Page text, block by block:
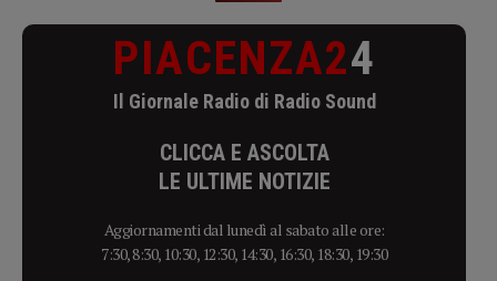
PIACENZA24
Il Giornale Radio di Radio Sound
CLICCA E ASCOLTA
LE ULTIME NOTIZIE
Aggiornamenti dal lunedì al sabato alle ore:
7:30, 8:30, 10:30, 12:30, 14:30, 16:30, 18:30, 19:30